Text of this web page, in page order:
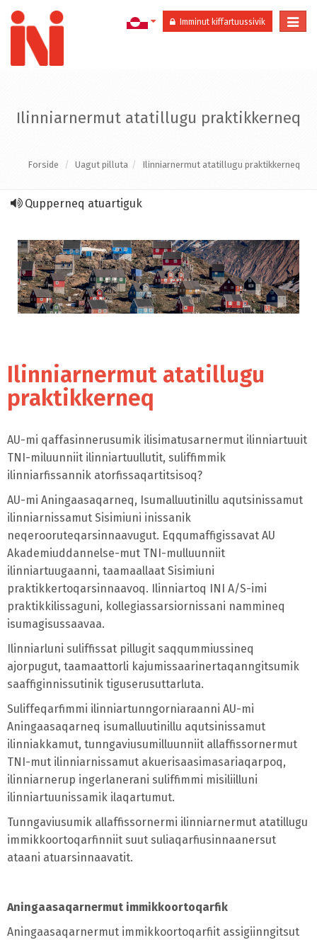
Imminut kiffartuussivik
Ilinniarnermut atatillugu praktikkerneq
Forside Uagut pilluta Ilinniarnermut atatillugu praktikkerneq
Qupperneq atuartiguk
Ilinniarnermut atatillugu
praktikkerneq
AU-mi qaffasinnerusumik ilisimatusarnermut ilinniartuuit
TNI-miluunniit ilinniartuullutit, suliffimmik
ilinniarfissannik atorfissaqartitsisoq?
AU-mi Aningaasaqarneq, Isumalluutinillu aqutsinissamut
ilinniarnissamut Sisimiuni inissanik
neqerooruteqarsinnaavugut. Eqqumaffigissavat AU
Akademiuddannelse-mut TNI-mulluunniit
ilinniartuugaanni, taamaallaat Sisimiuni
praktikkertoqarsinnaavoq. Ilinniartoq INI A/S-imi
praktikkilissaguni, kollegiassarsiornissani nammineq
isumagisussaavaa.
Ilinniarluni suliffissat pillugit saqqummiussineq
ajorpugut, taamaattorli kajumissaarinertaqanngitsumik
saaffiginnissutinik tiguserusuttarluta.
Suliffeqarfimmi ilinniartunngorniaraanni AU-mi
Aningaasaqarneq isumalluutinillu aqutsinissamut
ilinniakkamut, tunngaviusumilluunniit allaffissornermut
TNI-mut ilinniarnissamut akuerisaasimasariaqarpoq,
ilinniarnerup ingerlanerani suliffimmi misiliilluni
ilinniartuunissamik ilaqartumut.
Tunngaviusumik allaffissornermi ilinniarnermut atatillugu
immikkoortoqarfinniit suut suliaqarfiusinnaanersut
ataani atuarsinnaavatit.
Aningaasaqarnermut immikkoortoqarfik
Aningaasaqarnermut immikkoortoqarfiit assigiinngitsut